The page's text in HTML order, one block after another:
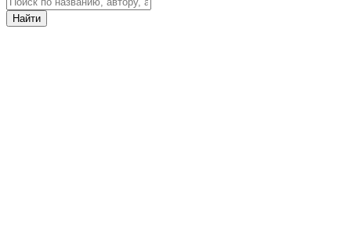
Найти